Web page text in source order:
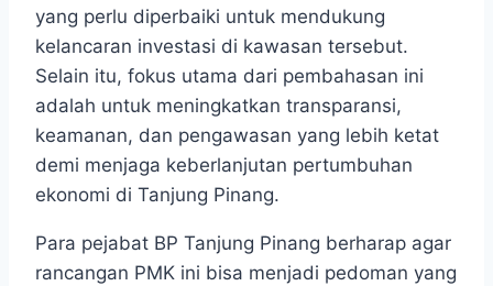
yang perlu diperbaiki untuk mendukung
kelancaran investasi di kawasan tersebut.
Selain itu, fokus utama dari pembahasan ini
adalah untuk meningkatkan transparansi,
keamanan, dan pengawasan yang lebih ketat
demi menjaga keberlanjutan pertumbuhan
ekonomi di Tanjung Pinang.
Para pejabat BP Tanjung Pinang berharap agar
rancangan PMK ini bisa menjadi pedoman yang